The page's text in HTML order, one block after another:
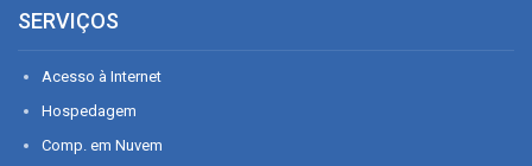
SERVIÇOS
Acesso à Internet
Hospedagem
Comp. em Nuvem